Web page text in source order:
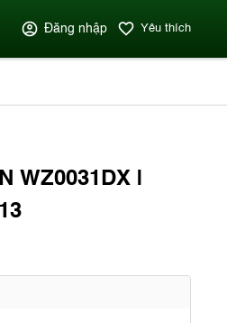
Đăng nhập Yêu thích
WZ0031DX |